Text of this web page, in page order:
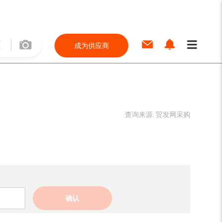
成为供应商
查询来源: 贸发网采购
确认